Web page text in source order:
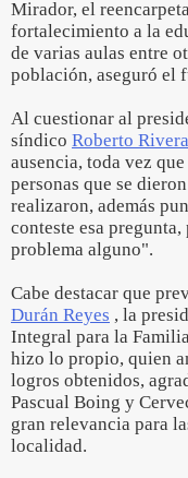
Mirador, el
fortalecimiento a la
de varias aulas entre
población, aseguró el
Al cuestionar al
síndico Roberto
ausencia, toda vez
personas que se
realizaron, además
conteste esa
problema alguno".
Cabe destacar que
Durán Reyes , la
Integral para la
hizo lo propio, quien
logros obtenidos,
Pascual Boing y
gran relevancia para
localidad.